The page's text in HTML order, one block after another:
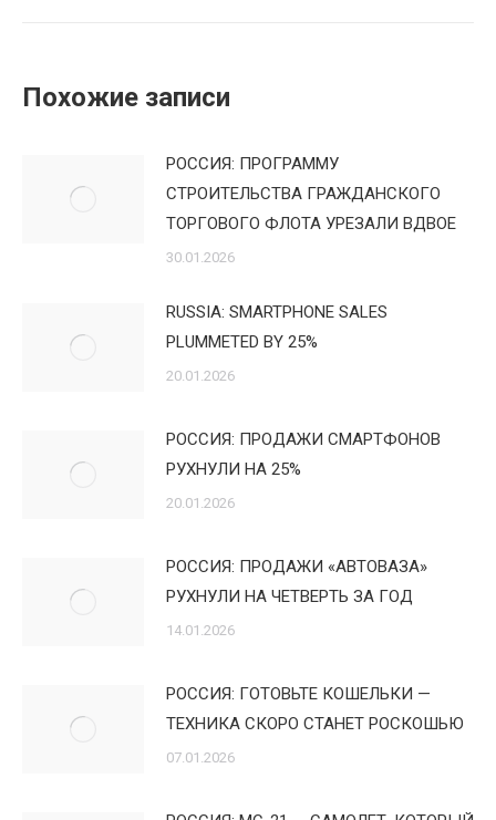
Похожие записи
РОССИЯ: ПРОГРАММУ
СТРОИТЕЛЬСТВА ГРАЖДАНСКОГО
ТОРГОВОГО ФЛОТА УРЕЗАЛИ ВДВОЕ
30.01.2026
RUSSIA: SMARTPHONE SALES
PLUMMETED BY 25%
20.01.2026
РОССИЯ: ПРОДАЖИ СМАРТФОНОВ
РУХНУЛИ НА 25%
20.01.2026
РОССИЯ: ПРОДАЖИ «АВТОВАЗА»
РУХНУЛИ НА ЧЕТВЕРТЬ ЗА ГОД
14.01.2026
РОССИЯ: ГОТОВЬТЕ КОШЕЛЬКИ —
ТЕХНИКА СКОРО СТАНЕТ РОСКОШЬЮ
07.01.2026